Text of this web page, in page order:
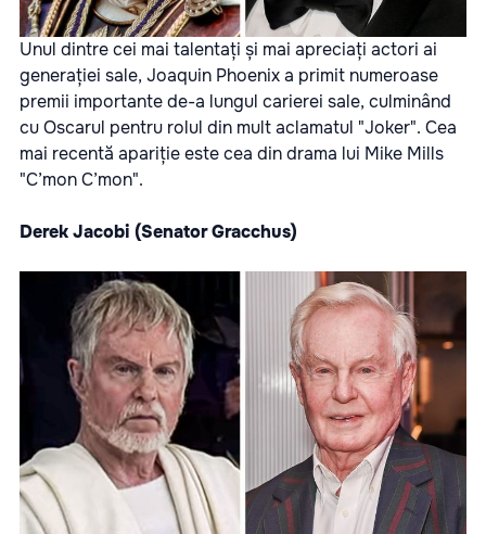
Unul dintre cei mai talentați și mai apreciați actori ai
generației sale, Joaquin Phoenix a primit numeroase
premii importante de-a lungul carierei sale, culminând
cu Oscarul pentru rolul din mult aclamatul "Joker". Cea
mai recentă apariție este cea din drama lui Mike Mills
"C’mon C’mon".
Derek Jacobi (Senator Gracchus)